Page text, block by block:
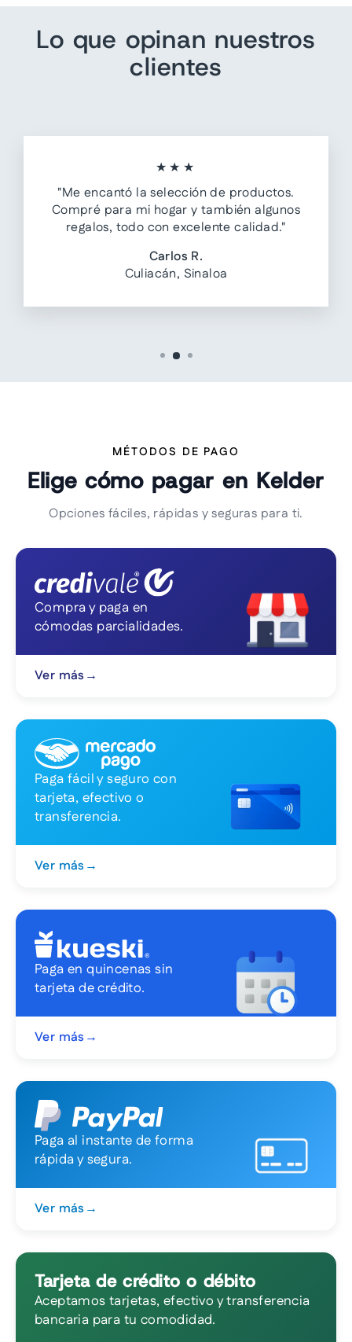
Lo que opinan nuestros
clientes
★★★
"Me encantó la selección de productos.
Compré para mi hogar y también algunos
regalos, todo con excelente calidad."
Carlos R.
Culiacán, Sinaloa
MÉTODOS DE PAGO
Elige cómo pagar en Kelder
Opciones fáciles, rápidas y seguras para ti.
Compra y paga en
cómodas parcialidades.
Ver más →
Paga fácil y seguro con
tarjeta, efectivo o
transferencia.
Ver más →
Paga en quincenas sin
tarjeta de crédito.
Ver más →
Paga al instante de forma
rápida y segura.
Ver más →
Tarjeta de crédito o débito
Aceptamos tarjetas, efectivo y transferencia
bancaria para tu comodidad.